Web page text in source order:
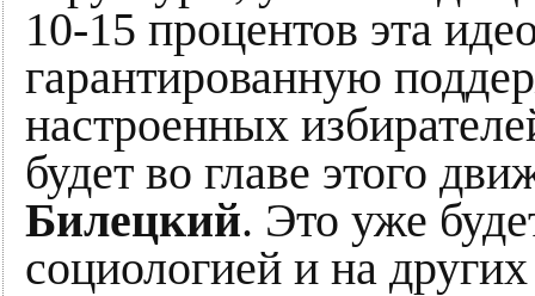
10-15 процентов эта
гарантированную
настроенных
будет во главе этого
Билецкий. Это уже
социологией и на